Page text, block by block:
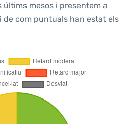
últims mesos i presentem a
com puntuals han estat els